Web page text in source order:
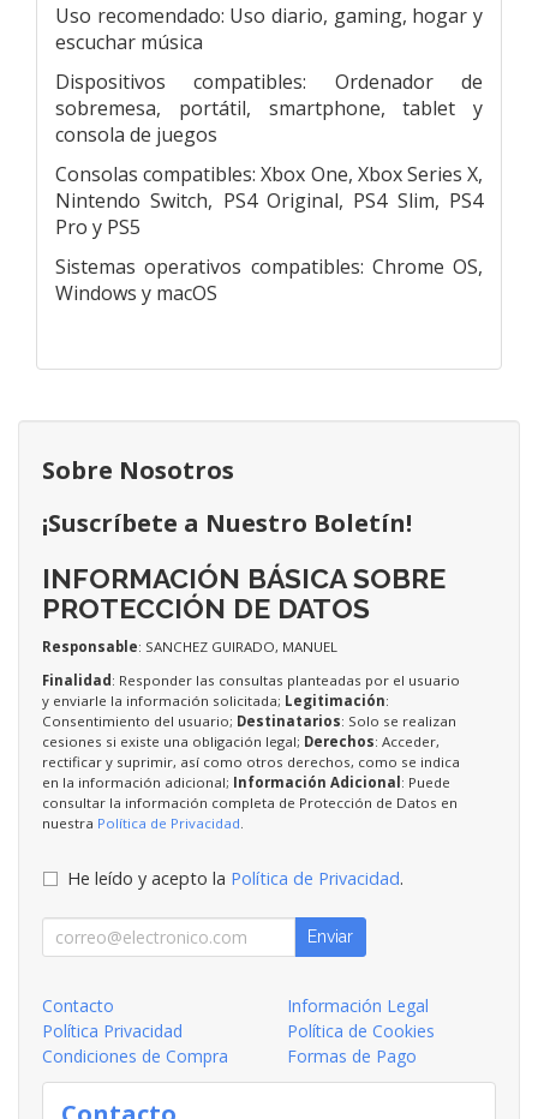
Uso recomendado: Uso diario, gaming, hogar y
escuchar música
Dispositivos compatibles: Ordenador de
sobremesa, portátil, smartphone, tablet y
consola de juegos
Consolas compatibles: Xbox One, Xbox Series X,
Nintendo Switch, PS4 Original, PS4 Slim, PS4
Pro y PS5
Sistemas operativos compatibles: Chrome OS,
Windows y macOS
Sobre Nosotros
¡Suscríbete a Nuestro Boletín!
INFORMACIÓN BÁSICA SOBRE
PROTECCIÓN DE DATOS
Responsable: SANCHEZ GUIRADO, MANUEL
Finalidad: Responder las consultas planteadas por el usuario
y enviarle la información solicitada; Legitimación:
Consentimiento del usuario; Destinatarios: Solo se realizan
cesiones si existe una obligación legal; Derechos: Acceder,
rectificar y suprimir, así como otros derechos, como se indica
en la información adicional; Información Adicional: Puede
consultar la información completa de Protección de Datos en
nuestra Política de Privacidad
He leído y acepto la Política de Privacidad.
Enviar
Contacto
Información Legal
Política Privacidad
Política de Cookies
Condiciones de Compra
Formas de Pago